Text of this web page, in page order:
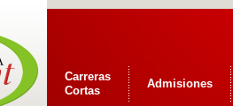
Carreras
Cortas
Admisiones